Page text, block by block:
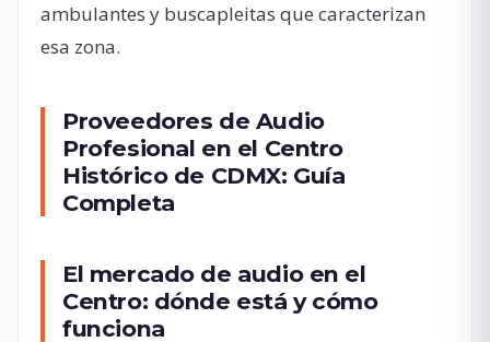
ambulantes y buscapleitas que caracterizan
esa zona.
Proveedores de Audio
Profesional en el Centro
Histórico de CDMX: Guía
Completa
El mercado de audio en el
Centro: dónde está y cómo
funciona